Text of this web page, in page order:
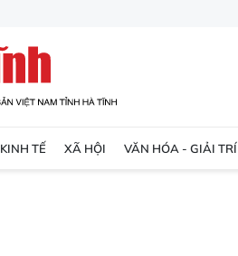
KINH TẾ XÃ HỘI VĂN HÓA - GIẢI TRÍ